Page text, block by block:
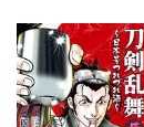
ポイン